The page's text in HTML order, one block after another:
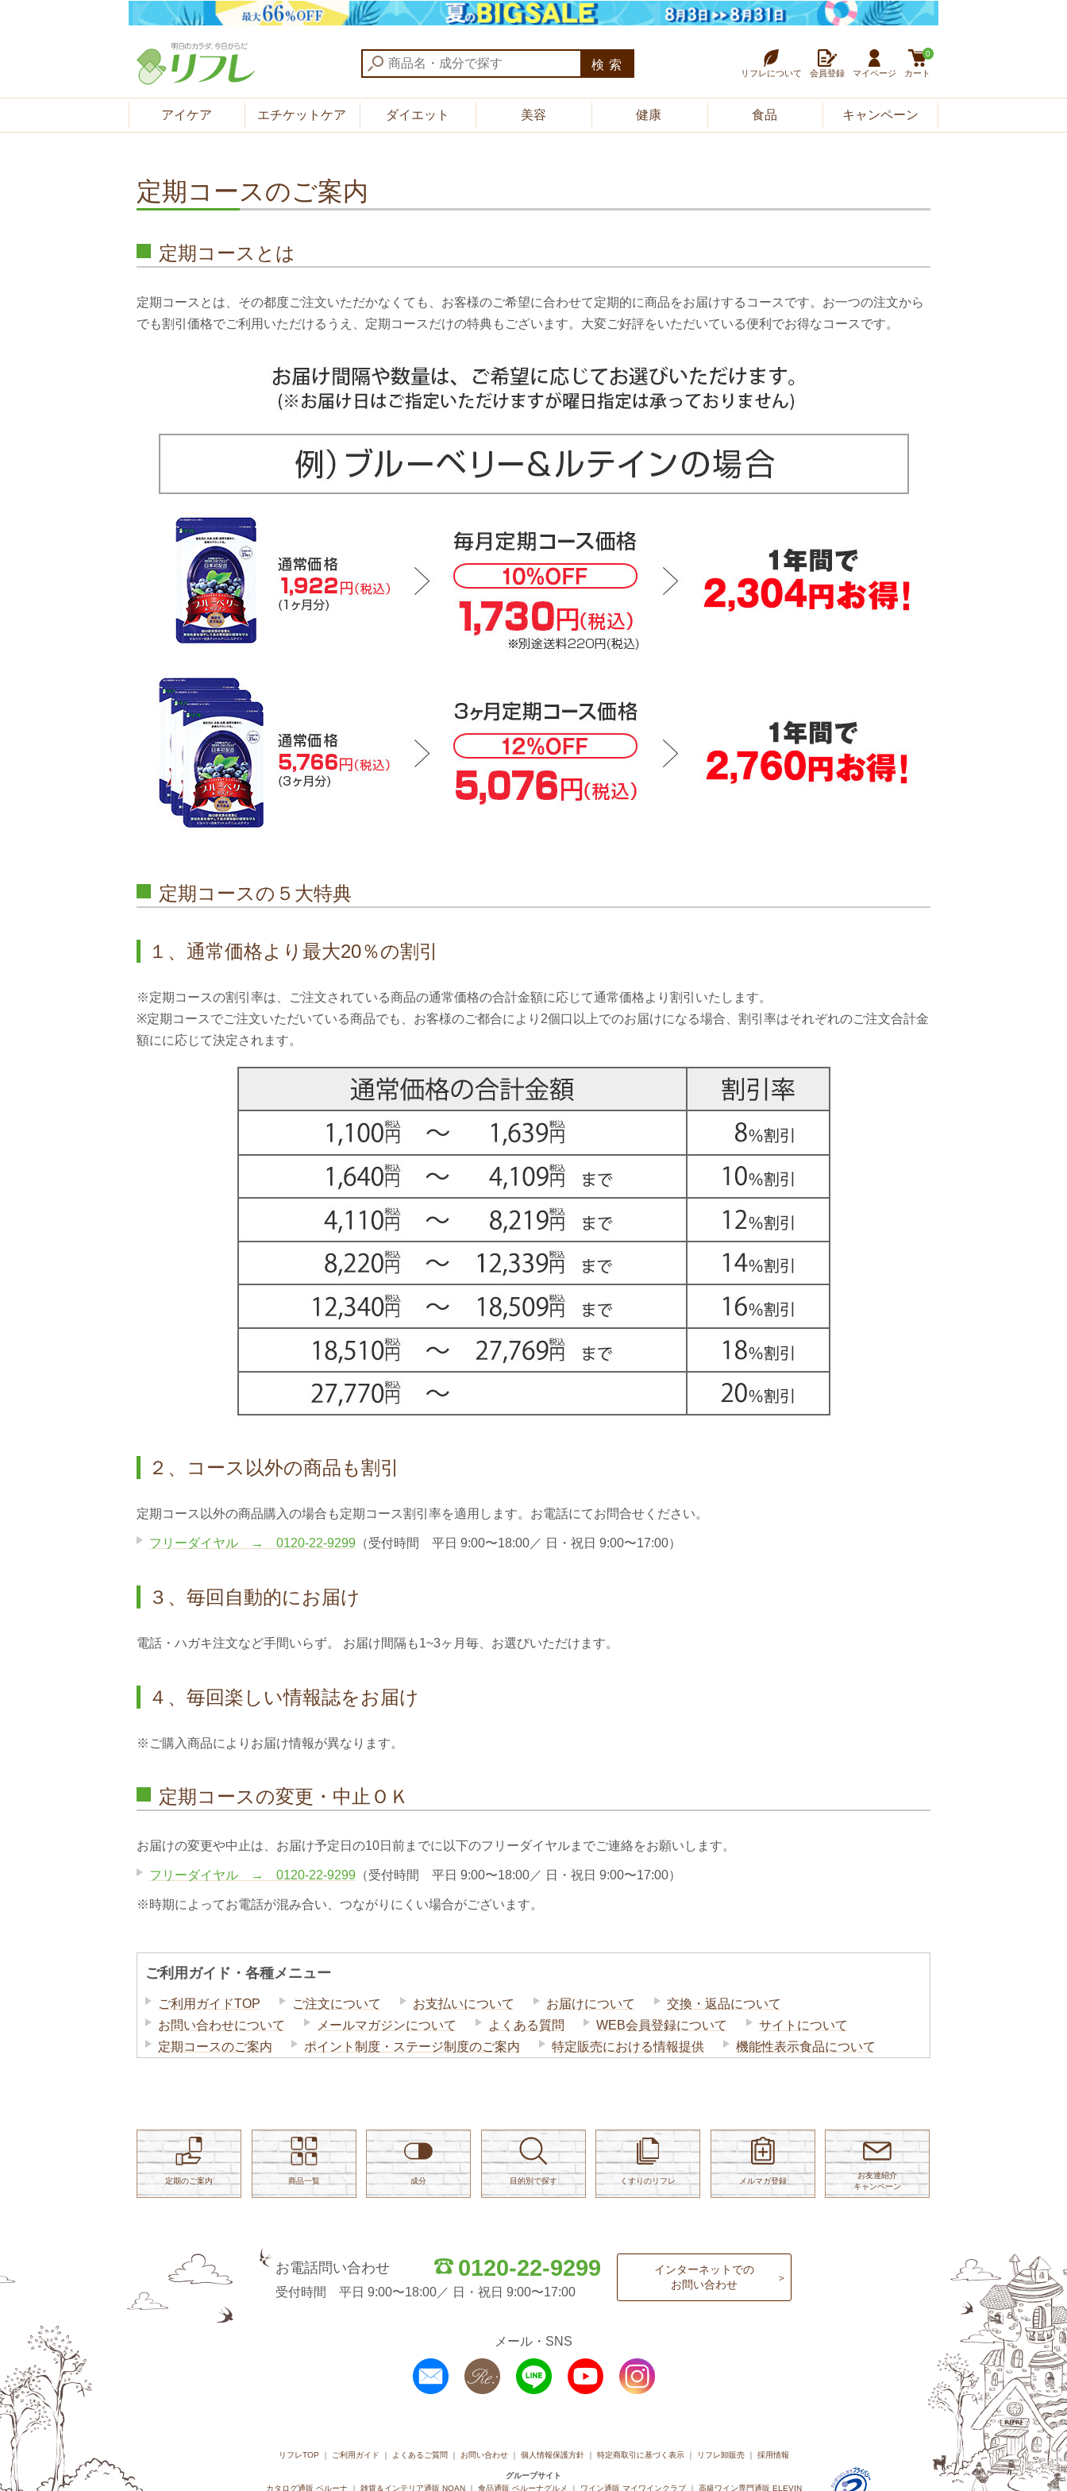
検索
リフレについて 会員登録 マイページ カート
0
アイケア エチケットケア ダイエット 美容 健康 食品 キャンペーン
定期コースのご案内
定期コースとは
定期コースとは、その都度ご注文いただかなくても、お客様のご希望に合わせて定期的に商品をお届けするコースです。お一つの注文から
でも割引価格でご利用いただけるうえ、定期コースだけの特典もございます。大変ご好評をいただいている便利でお得なコースです。
定期コースの５大特典
１、通常価格より最大20％の割引
※定期コースの割引率は、ご注文されている商品の通常価格の合計金額に応じて通常価格より割引いたします。
※定期コースでご注文いただいている商品でも、お客様のご都合により2個口以上でのお届けになる場合、割引率はそれぞれのご注文合計金
額にに応じて決定されます。
２、コース以外の商品も割引
定期コース以外の商品購入の場合も定期コース割引率を適用します。お電話にてお問合せください。
フリーダイヤル → 0120-22-9299 （受付時間 平日 9:00〜18:00／ 日・祝日 9:00〜17:00）
３、毎回自動的にお届け
電話・ハガキ注文など手間いらず。 お届け間隔も1~3ヶ月毎、お選びいただけます。
４、毎回楽しい情報誌をお届け
※ご購入商品によりお届け情報が異なります。
定期コースの変更・中止ＯＫ
お届けの変更や中止は、お届け予定日の10日前までに以下のフリーダイヤルまでご連絡をお願いします。
フリーダイヤル → 0120-22-9299 （受付時間 平日 9:00〜18:00／ 日・祝日 9:00〜17:00）
※時期によってお電話が混み合い、つながりにくい場合がございます。
ご利用ガイド・各種メニュー
ご利用ガイドTOP ご注文について お支払いについて お届けについて
交換・返品について
お問い合わせについて
メールマガジンについて よくある質問 WEB会員登録について
サイトについて
定期コースのご案内
ポイント制度・ステージ制度のご案内 特定販売における情報提供 機能性表示食品について
定期のご案内 商品一覧 成分 目的別で探す くすりのリフレ メルマガ登録
お友達紹介
キャンペーン
お電話問い合わせ 0120-22-9299
受付時間 平日 9:00〜18:00／ 日・祝日 9:00〜17:00
インターネットでの
お問い合わせ
メール・SNS
リフレTOP ご利用ガイド よくあるご質問 お問い合わせ 個人情報保護方針 特定商取引に基づく表示 リフレ卸販売 採用情報
グループサイト
カタログ通販 ベルーナ
雑貨＆インテリア通販 NOAN 食品通販 ベルーナグルメ ワイン通販 マイワインクラブ 高級ワイン専門通販 ELEVIN